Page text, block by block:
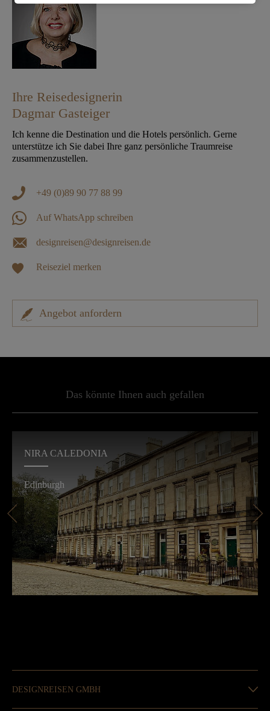
Ihre Reisedesignerin
Dagmar Gasteiger
Ich kenne die Destination und die Hotels persönlich. Gerne
unterstütze ich Sie dabei Ihre ganz persönliche Traumreise
zusammenzustellen.
+49 (0)89 90 77 88 99
Auf WhatsApp schreiben
designreisen@designreisen.de
Reiseziel merken
Angebot anfordern
Das könnte Ihnen auch gefallen
NIRA CALEDONIA
Edinburgh
DESIGNREISEN GMBH